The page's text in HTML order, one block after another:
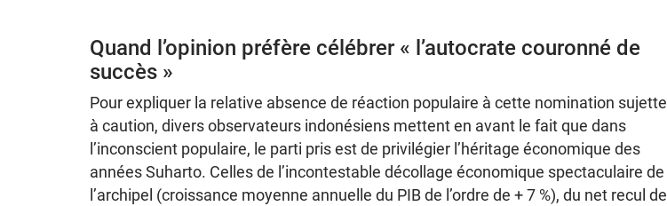
Quand l’opinion préfère célébrer « l’autocrate couronné de
succès »
Pour expliquer la relative absence de réaction populaire à cette nomination sujette
à caution, divers observateurs indonésiens mettent en avant le fait que dans
l’inconscient populaire, le parti pris est de privilégier l’héritage économique des
années Suharto. Celles de l’incontestable décollage économique spectaculaire de
l’archipel (croissance moyenne annuelle du PIB de l’ordre de + 7 %), du net recul de